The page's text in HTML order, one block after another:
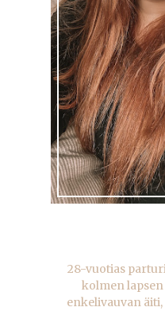
28-vuotias
kolmen
enkelivauvan